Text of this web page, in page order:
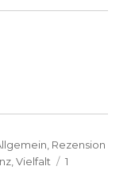
Rezension
,Vielfalt
1